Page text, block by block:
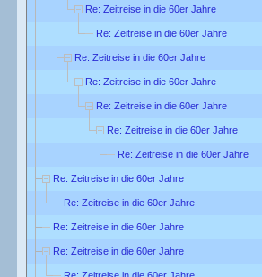
Re: Zeitreise in die 60er Jahre
Re: Zeitreise in die 60er Jahre
Re: Zeitreise in die 60er Jahre
Re: Zeitreise in die 60er Jahre
Re: Zeitreise in die 60er Jahre
Re: Zeitreise in die 60er Jahre
Re: Zeitreise in die 60er Jahre
Re: Zeitreise in die 60er Jahre
Re: Zeitreise in die 60er Jahre
Re: Zeitreise in die 60er Jahre
Re: Zeitreise in die 60er Jahre